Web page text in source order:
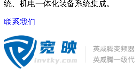
统、机电一体化装备系统集成。
联系我们